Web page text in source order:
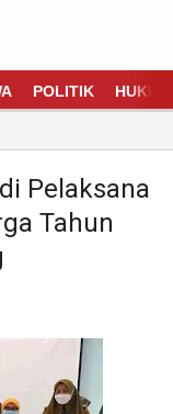
POLITIK HUKUM
Pelaksana
Tahun